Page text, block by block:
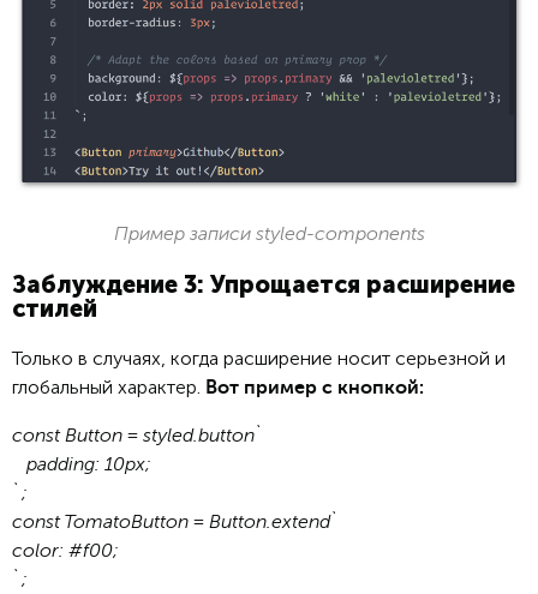
Пример записи styled-components
Заблуждение 3: Упрощается расширение
стилей
Только в случаях, когда расширение носит серьезной и
глобальный характер. Вот пример с кнопкой:
const Button = styled.button`
padding: 10px;
`;
const TomatoButton = Button.extend`
color: #f00;
`;